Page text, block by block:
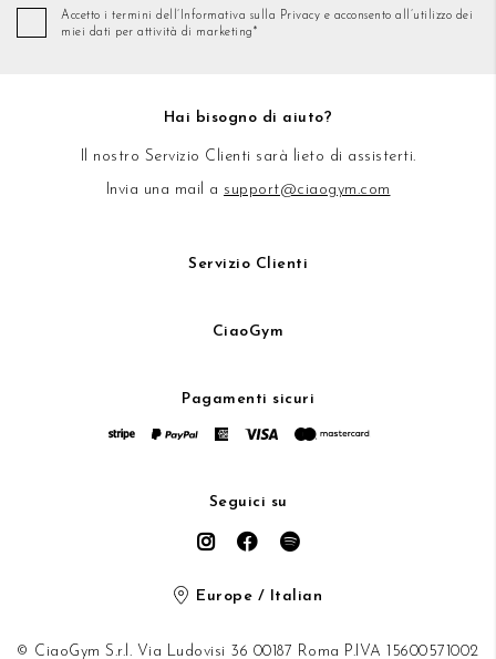
Accetto i termini dell’Informativa sulla Privacy e acconsento all’utilizzo dei
miei dati per attività di marketing*
Hai bisogno di aiuto?
Il nostro Servizio Clienti sarà lieto di assisterti.
Invia una mail a support@ciaogym.com
Servizio Clienti
CiaoGym
Pagamenti sicuri
Seguici su
Europe / Italian
© CiaoGym S.r.l. Via Ludovisi 36 00187 Roma P.IVA 15600571002